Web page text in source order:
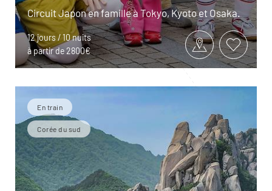
Circuit Japon en famille à Tokyo, Kyoto et Osaka.
12 jours / 10 nuits
à partir de 2800€
En train
Corée du sud